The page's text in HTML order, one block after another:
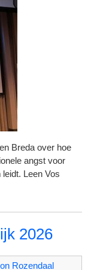
Breda over hoe
angst voor
Leen Vos
2026
Rozendaal